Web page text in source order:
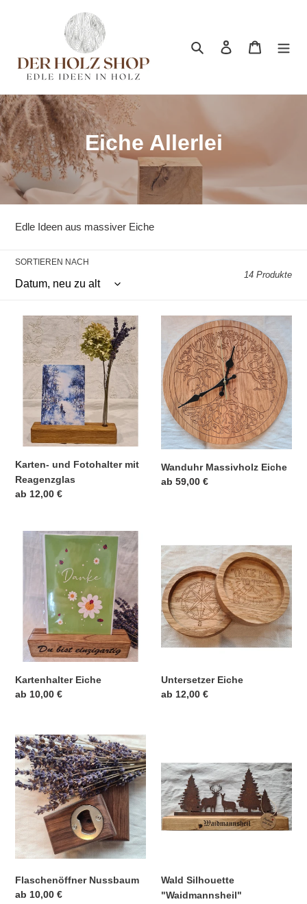
Suchen Einloggen
K
a
t
e
o
i
e
:
Eiche Allerlei
Edle Ideen aus massiver Eiche
SORTIEREN NACH
14 Produkte
Karten-
und
Fotohalter
mit
Reagenzglas
Karten- und Fotohalter mit
Reagenzglas
Normaler
ab 12,00 €
Massivholz
Eiche
Wanduhr Massivholz Eiche
Normaler
ab 59,00 €
Kartenhalter
Kartenhalter Eiche
Normaler
ab 10,00 €
Eiche
Untersetzer Eiche
Normaler
ab 12,00 €
Flaschenöffner
Nussbaum
Flaschenöffner Nussbaum
Normaler
ab 10,00 €
"Waidmannsheil"
Wald Silhouette
"Waidmannsheil"